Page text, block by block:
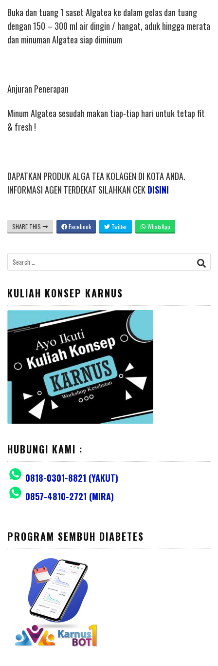
Buka dan tuang 1 saset Algatea ke dalam gelas dan tuang
dengan 150 – 300 ml air dingin / hangat, aduk hingga merata
dan minuman Algatea siap diminum
Anjuran Penerapan
Minum Algatea sesudah makan tiap-tiap hari untuk tetap fit
& fresh !
DAPATKAN PRODUK ALGA TEA KOLAGEN DI KOTA ANDA.
INFORMASI AGEN TERDEKAT SILAHKAN CEKDISINI
SHARE THIS Facebook Twitter WhatsApp
Search
for:
KULIAH KONSEP KARNUS
HUBUNGI KAMI :
0818-0301-8821 (YAKUT)
0857-4810-2721 (MIRA)
PROGRAM SEMBUH DIABETES